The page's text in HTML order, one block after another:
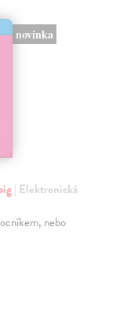
novinka
| Elektronická
nebo